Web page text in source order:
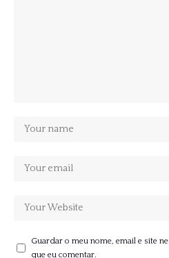
Guardar o meu nome, email e site
que eu comentar.